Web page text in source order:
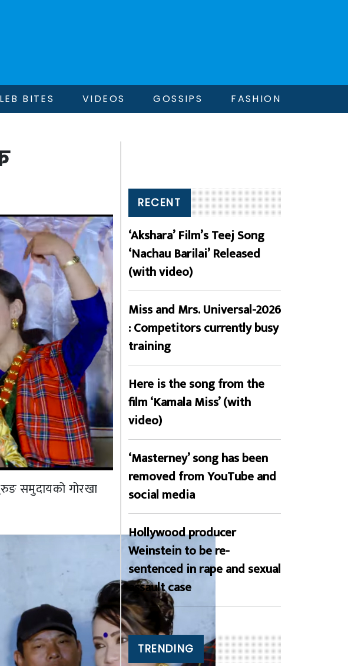
BITES VIDEOS GOSSIPS FASHION
समुदायको गोरखा
RECENT
‘Akshara’ Film’s Teej Song
‘Nachau Barilai’ Released
(with video)
Miss and Mrs. Universal-2026
: Competitors currently busy
training
Here is the song from the
film ‘Kamala Miss’ (with
video)
‘Masterney’ song has been
removed from YouTube and
social media
Hollywood producer
Weinstein to be re-
sentenced in rape and sexual
assault case
TRENDING